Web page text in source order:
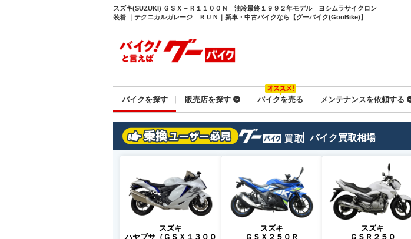
スズキ(SUZUKI) ＧＳＸ－Ｒ１１００Ｎ 油冷最終１９９２年モデル ヨシムラサイクロン
装着 ｜テクニカルガレージ ＲＵＮ｜新車・中古バイクなら【グーバイク(GooBike)】
バイクを探す 販売店を探す バイクを売る メンテナンスを依頼する
バイク買取相場
スズキ
ハヤブサ（ＧＳＸ１３００
スズキ
ＧＳＸ２５０Ｒ
スズキ
ＧＳＲ２５０